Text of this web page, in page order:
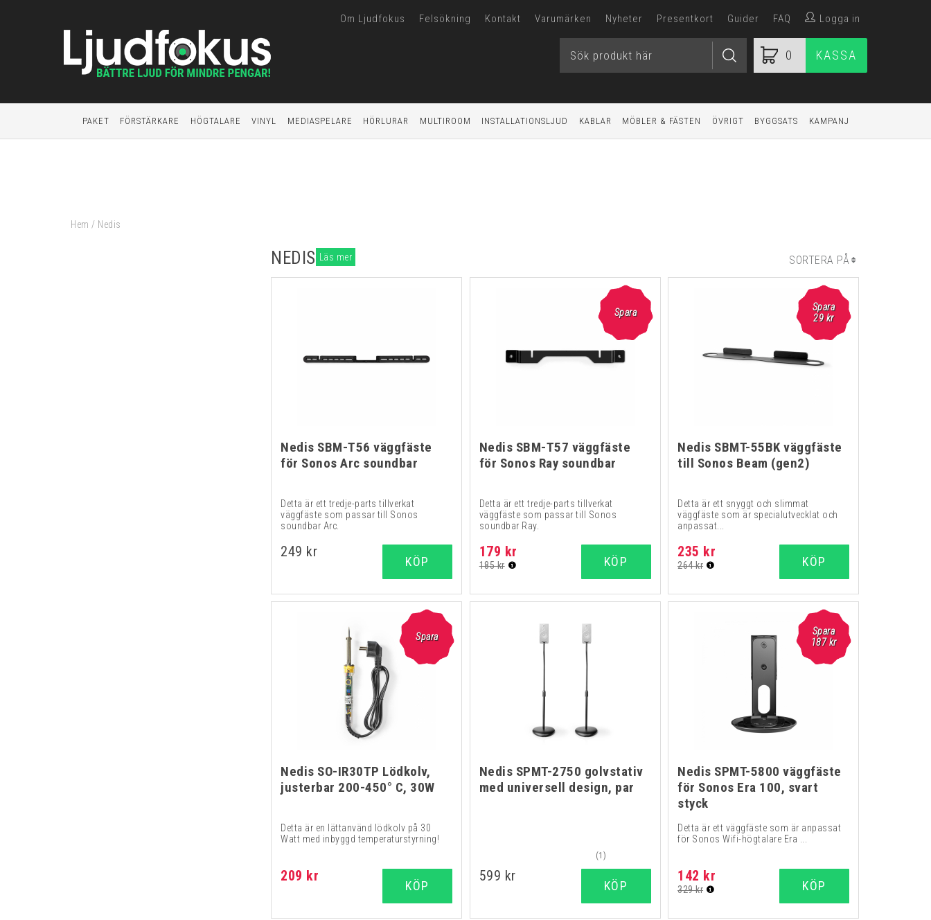
Om Ljudfokus Felsökning Kontakt Varumärken Nyheter Presentkort Guider FAQ Logga in
0 KASSA
PAKET FÖRSTÄRKARE HÖGTALARE VINYL MEDIASPELARE HÖRLURAR MULTIROOM INSTALLATIONSLJUD KABLAR MÖBLER & FÄSTEN ÖVRIGT BYGGSATS KAMPANJ
Hem / Nedis
NEDIS Läs mer SORTERA PÅ
Nedis SBM-T56 väggfäste
för Sonos Arc soundbar
Detta är ett tredje-parts tillverkat
väggfäste som passar till Sonos
soundbar Arc.
249 kr
KÖP
Spara
Nedis SBM-T57 väggfäste
för Sonos Ray soundbar
Detta är ett tredje-parts tillverkat
väggfäste som passar till Sonos
soundbar Ray.
179 kr
185 kr KÖP
Spara
29kr
Nedis SBMT-55BK väggfäste
till Sonos Beam (gen2)
Detta är ett snyggt och slimmat
väggfäste som är specialutvecklat och
anpassat...
235 kr
264 kr KÖP
Spara
Nedis SO-IR30TP Lödkolv,
justerbar 200-450° C, 30W
Detta är en lättanvänd lödkolv på 30
Watt med inbyggd temperaturstyrning!
209 kr
KÖP
Nedis SPMT-2750 golvstativ
med universell design, par
(1)
599 kr
KÖP
Spara
187kr
Nedis SPMT-5800 väggfäste
för Sonos Era 100, svart
styck
Detta är ett väggfäste som är anpassat
för Sonos Wifi-högtalare Era ...
142 kr
329 kr KÖP